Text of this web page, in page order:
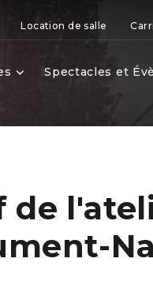
Location de salle
Spectacles et
de